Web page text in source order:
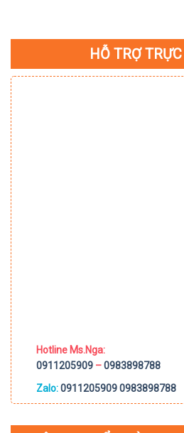
HỖ TRỢ
Hotline Ms.Nga:
0911205909 –0983898788
Zalo:09112059090983898788